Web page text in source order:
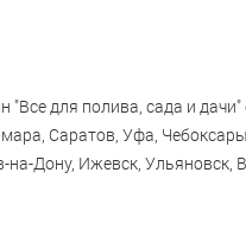
"Все для полива, сада и
Саратов, Уфа,
Дону, Ижевск, Ульяновск,